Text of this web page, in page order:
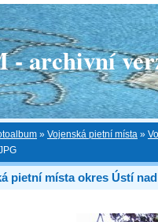
archivní
» Vojenská pietní místa »
pietní místa okres Ústí